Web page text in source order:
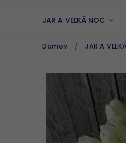
JAR A VEĽKÁ NOC
Domov / JAR A